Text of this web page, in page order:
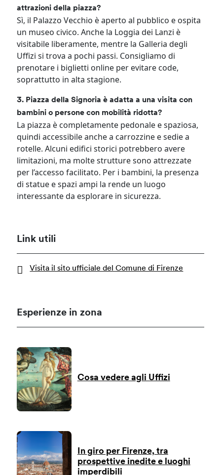
attrazioni della piazza?
Sì, il Palazzo Vecchio è aperto al pubblico e ospita
un museo civico. Anche la Loggia dei Lanzi è
visitabile liberamente, mentre la Galleria degli
Uffizi si trova a pochi passi. Consigliamo di
prenotare i biglietti online per evitare code,
soprattutto in alta stagione.
3. Piazza della Signoria è adatta a una visita con
bambini o persone con mobilità ridotta?
La piazza è completamente pedonale e spaziosa,
quindi accessibile anche a carrozzine e sedie a
rotelle. Alcuni edifici storici potrebbero avere
limitazioni, ma molte strutture sono attrezzate
per l’accesso facilitato. Per i bambini, la presenza
di statue e spazi ampi la rende un luogo
interessante da esplorare in sicurezza.
Link utili
Visita il sito ufficiale del Comune di Firenze
Esperienze in zona
Cosa vedere agli Uffizi
In giro per Firenze, tra
prospettive inedite e luoghi
imperdibili